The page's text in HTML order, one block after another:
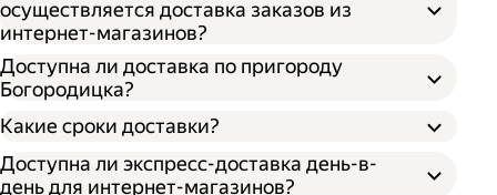
осуществляется доставка заказов из
интернет-магазинов?
Доступна ли доставка по пригороду
Богородицка?
Какие сроки доставки?
Доступна ли экспресс-доставка день-в-
день для интернет-магазинов?